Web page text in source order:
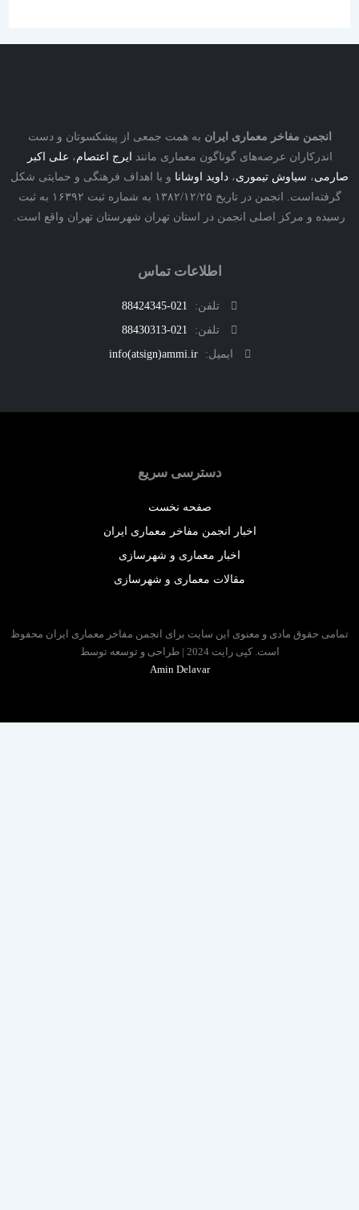
مفاخر معماری ایرانبه همت جمعی از پیشکسوتان و دست
عرصه‌های گوناگون معماری مانندایرج اعتصام،علی اکبر
،سیاوش تیموری،داوید اوشاناو با اهداف فرهنگی و حمایتی شکل
گرفته‌است. انجمن در تاریخ ۱۳۸۲/۱۲/۲۵ به شماره ثبت ۱۶۳۹۲ به ثبت
و مرکز اصلی انجمن در استان تهران شهرستان تهران واقع است.
اطلاعات تماس
تلفن:
021-88424345
تلفن:
021-88430313
ایمیل:
info(atsign)ammi.ir
دسترسی سریع
صفحه نخست
اخبار انجمن مفاخر معماری ایران
اخبار معماری و شهرسازی
مقالات معماری و شهرسازی
حقوق مادی و معنوی این سایت برای انجمن مفاخر معماری ایران محفوظ
است. کپی رایت 2024 | طراحی و توسعه توسط
Amin Delavar